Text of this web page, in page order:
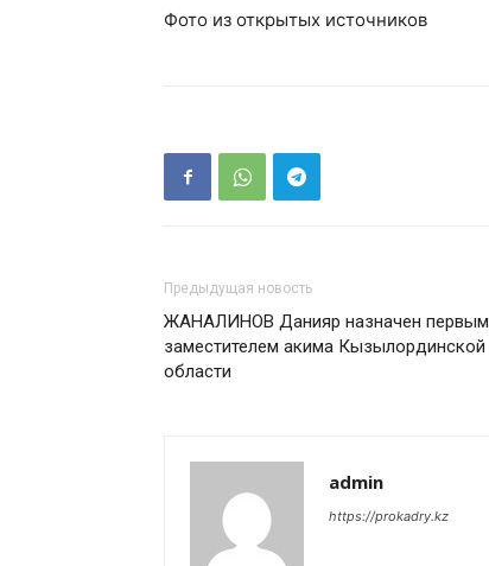
Фото из открытых источников
Предыдущая новость
ЖАНАЛИНОВ Данияр назначен первым
заместителем акима Кызылординской
области
admin
https://prokadry.kz